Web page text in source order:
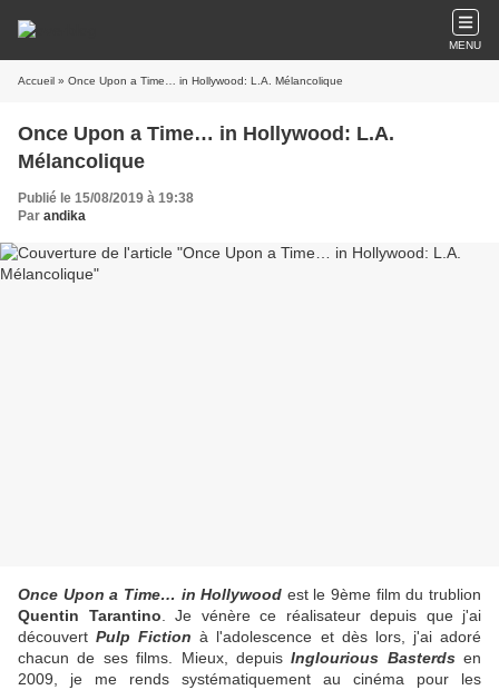
MENU
Accueil » Once Upon a Time… in Hollywood: L.A. Mélancolique
Once Upon a Time… in Hollywood: L.A.
Mélancolique
Publié le 15/08/2019 à 19:38
Par andika
Once Upon a Time… in Hollywood est le 9ème film du trublion
Quentin Tarantino . Je vénère ce réalisateur depuis que j'ai
découvertPulp Fiction à l'adolescence et dès lors, j'ai adoré
chacun de ses films. Mieux, depuisInglourious Basterdsen
2009, je me rends systématiquement au cinéma pour les